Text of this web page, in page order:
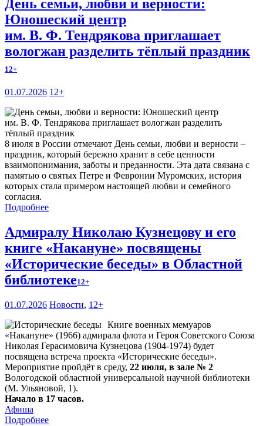
День семьи, любви и верности:
Юношеский центр
им. В. Ф. Тендрякова приглашает
вологжан разделить тёплый праздник
12+
01.07.2026 12+
8 июля в России отмечают День семьи, любви и верности –
праздник, который бережно хранит в себе ценности
взаимопонимания, заботы и преданности. Эта дата связана с
памятью о святых Петре и Февронии Муромских, история
которых стала примером настоящей любви и семейного
согласия.
Подробнее
Адмиралу Николаю Кузнецову и его
книге «Накануне» посвящены
«Исторические беседы» в Областной
библиотеке12+
01.07.2026 Новости, 12+
Книге военных мемуаров
«Накануне» (1966) адмирала флота и Героя Советского Союза
Николая Герасимовича Кузнецова (1904-1974) будет
посвящена встреча проекта «Исторические беседы».
Мероприятие пройдёт в среду, 22 июля, в зале № 2
Вологодской областной универсальной научной библиотеки
(М. Ульяновой, 1).
Начало в 17 часов.
Афиша
Подробнее